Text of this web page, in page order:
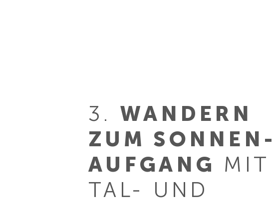
3. WANDERN
ZUM SONNEN­
AUFGANG MIT
TAL- UND